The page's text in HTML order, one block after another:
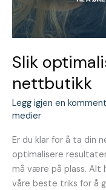
Slik
nettbutikk
Legg igjen en
medier
Er du klar for å ta din
optimalisere
må være på plass. Alt
våre beste triks for å